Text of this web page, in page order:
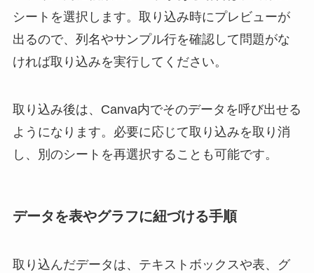
シートを選択します。取り込み時にプレビューが
出るので、列名やサンプル行を確認して問題がな
ければ取り込みを実行してください。
取り込み後は、Canva内でそのデータを呼び出せる
ようになります。必要に応じて取り込みを取り消
し、別のシートを再選択することも可能です。
データを表やグラフに紐づける手順
取り込んだデータは、テキストボックスや表、グ